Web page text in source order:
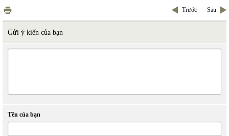
Trước Sau
Gửi ý kiến của bạn
Tên của bạn